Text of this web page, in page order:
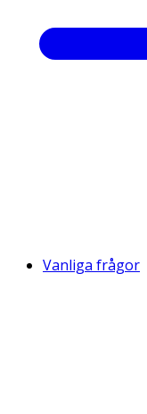
Vanliga frågor